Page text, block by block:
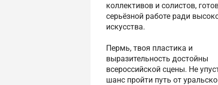
коллективов и солистов,
серьёзной работе ради
искусства.
Пермь, твоя пластика и
выразительность достойны
всероссийской сцены. Не
шанс пройти путь от